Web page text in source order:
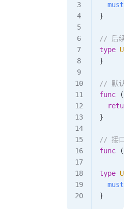
}
// 后续如
type
}
// 默认
func (
  return
}
// 接口约
func (
type
}